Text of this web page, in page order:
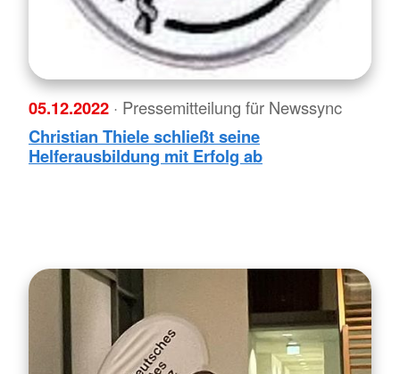
05.12.2022 · Pressemitteilung für Newssync
Christian Thiele schließt seine
Helferausbildung mit Erfolg ab